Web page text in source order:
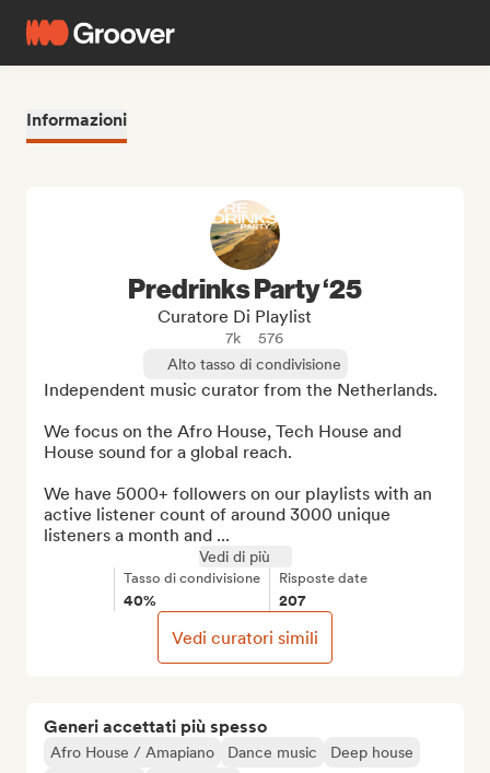
Informazioni
Generi accettati più spesso
Afro House / Amapiano Dance music
Deep house
Predrinks Party ‘25
Curatore Di Playlist
7k
576
Alto tasso di condivisione
Independent music curator from the Netherlands.
We focus on the Afro House, Tech House and
House sound for a global reach.
We have 5000+ followers on our playlists with an
active listener count of around 3000 unique
listeners a month and ...
Vedi di più
Tasso di condivisione
40%
Risposte date
207
Vedi curatori simili